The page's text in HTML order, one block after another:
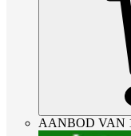
AANBOD VAN